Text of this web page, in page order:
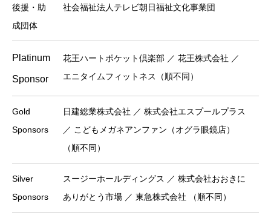
後援・助
成団体
社会福祉法人テレビ朝日福祉文化事業団
Platinum
Sponsor
花王ハートポケット倶楽部 ／ 花王株式会社 ／
エニタイムフィットネス（順不同）
Gold
Sponsors
日建総業株式会社 ／ 株式会社エスプールプラス
／ こどもメガネアンファン（オグラ眼鏡店）
（順不同）
Silver
Sponsors
スージーホールディングス ／ 株式会社おおきに
ありがとう市場 ／ 東急株式会社 （順不同）